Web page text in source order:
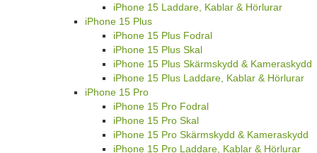
iPhone 15 Laddare, Kablar & Hörlurar
iPhone 15 Plus
iPhone 15 Plus Fodral
iPhone 15 Plus Skal
iPhone 15 Plus Skärmskydd & Kameraskydd
iPhone 15 Plus Laddare, Kablar & Hörlurar
iPhone 15 Pro
iPhone 15 Pro Fodral
iPhone 15 Pro Skal
iPhone 15 Pro Skärmskydd & Kameraskydd
iPhone 15 Pro Laddare, Kablar & Hörlurar